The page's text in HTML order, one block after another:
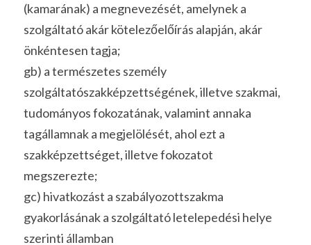
(kamarának) a megnevezését, amelynek a
szolgáltató akár kötelezőelőírás alapján, akár
önkéntesen tagja;
gb) a természetes személy
szolgáltatószakképzettségének, illetve szakmai,
tudományos fokozatának, valamint annaka
tagállamnak a megjelölését, ahol ezt a
szakképzettséget, illetve fokozatot
megszerezte;
gc) hivatkozást a szabályozottszakma
gyakorlásának a szolgáltató letelepedési helye
szerinti államban